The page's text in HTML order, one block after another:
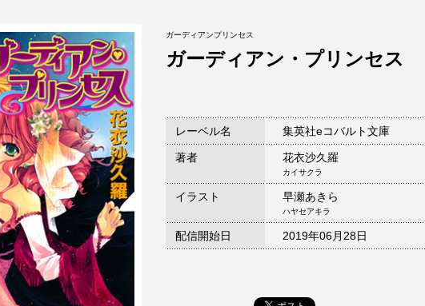
ガーディアンプリンセス
ガーディアン・プリンセス
レーベル名 集英社eコバルト文庫
著者 花衣沙久羅
カイサクラ
イラスト 早瀬あきら
ハヤセアキラ
配信開始日 2019年06月28日